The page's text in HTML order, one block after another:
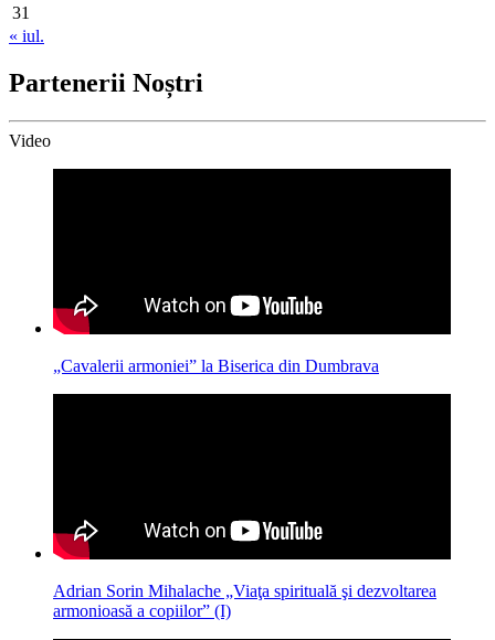
31
« iul.
Partenerii Noștri
Video
„Cavalerii armoniei” la Biserica din Dumbrava
Adrian Sorin Mihalache „Viaţa spirituală şi dezvoltarea
armonioasă a copiilor” (I)